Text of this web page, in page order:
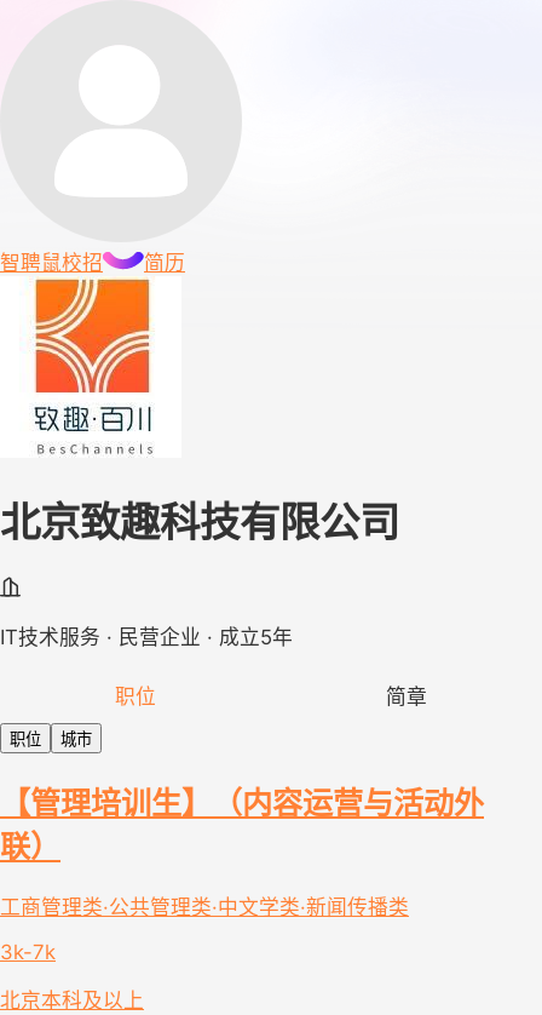
智聘鼠校招 简历
北京致趣科技有限公司
IT技术服务 · 民营企业 · 成立5年
职位 简章
职位 城市
【管理培训生】（内容运营与活动外
联）
工商管理类·公共管理类·中文学类·新闻传播类
3k-7k
北京本科及以上